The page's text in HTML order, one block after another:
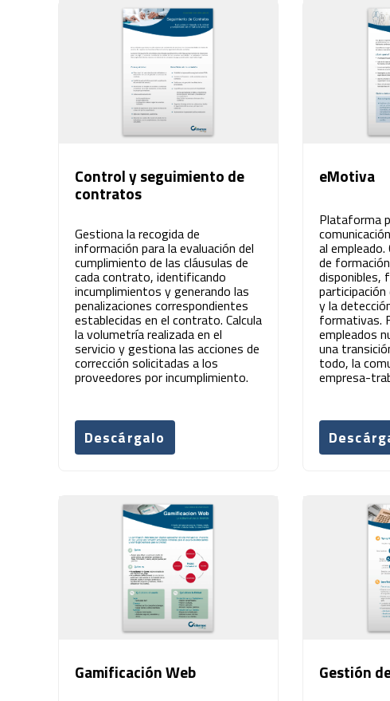
Innovación para optimizar la gestión
académica y administrativa.
Control y seguimiento de
contratos
Gestiona la recogida de
información para la evaluación del
cumplimiento de las cláusulas de
cada contrato, identificando
incumplimientos y generando las
penalizaciones correspondientes
establecidas en el contrato. Calcula
la volumetría realizada en el
servicio y gestiona las acciones de
corrección solicitadas a los
proveedores por incumplimiento.
Descárgalo
eMotiva
Plataforma
al
de
disponibles,
y la
formativas.
empleados
una
todo, la
empresa-
Gamificación Web Gestión